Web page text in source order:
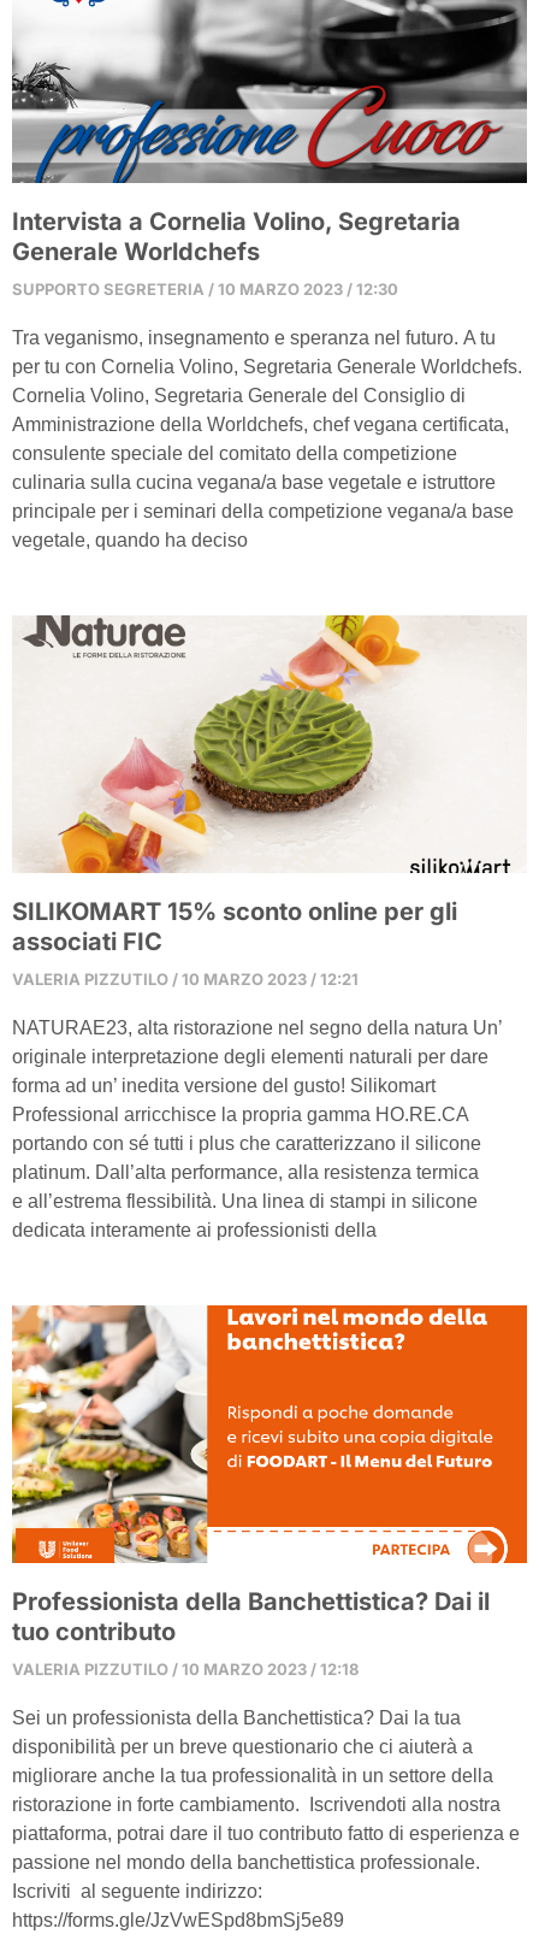
Intervista a Cornelia Volino, Segretaria
Generale Worldchefs
SUPPORTO SEGRETERIA 10 MARZO 2023 12:30
Tra veganismo, insegnamento e speranza nel futuro. A tu
per tu con Cornelia Volino, Segretaria Generale Worldchefs.
Cornelia Volino, Segretaria Generale del Consiglio di
Amministrazione della Worldchefs, chef vegana certificata,
consulente speciale del comitato della competizione
culinaria sulla cucina vegana/a base vegetale e istruttore
principale per i seminari della competizione vegana/a base
vegetale, quando ha deciso
SILIKOMART 15% sconto online per gli
associati FIC
VALERIA PIZZUTILO 10 MARZO 2023 12:21
NATURAE23, alta ristorazione nel segno della natura Un’
originale interpretazione degli elementi naturali per dare
forma ad un’ inedita versione del gusto! Silikomart
Professional arricchisce la propria gamma HO.RE.CA
portando con sé tutti i plus che caratterizzano il silicone
platinum. Dall’alta performance, alla resistenza termica
e all’estrema flessibilità. Una linea di stampi in silicone
dedicata interamente ai professionisti della
Professionista della Banchettistica? Dai il
tuo contributo
VALERIA PIZZUTILO 10 MARZO 2023 12:18
Sei un professionista della Banchettistica? Dai la tua
disponibilità per un breve questionario che ci aiuterà a
migliorare anche la tua professionalità in un settore della
ristorazione in forte cambiamento. Iscrivendoti alla nostra
piattaforma, potrai dare il tuo contributo fatto di esperienza e
passione nel mondo della banchettistica professionale.
Iscriviti al seguente indirizzo:
https://forms.gle/JzVwESpd8bmSj5e89